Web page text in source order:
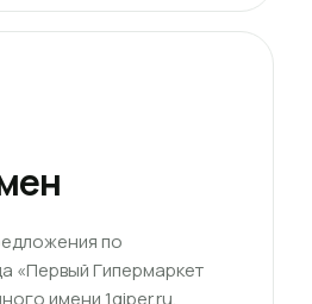
по
«Первый Гипермаркет
имени 1giper.ru.